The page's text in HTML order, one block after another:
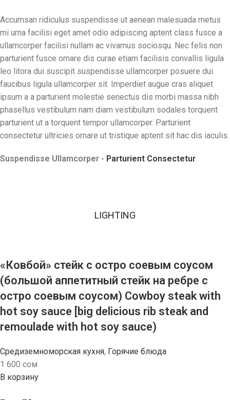
Accumsan ridiculus suspendisse ut aenean malesuada metus
mi urna facilisi eget amet odio adipiscing aptent class fusce a
ullamcorper facilisi nullam ac vivamus sociosqu. Nec felis non
parturient fusce ornare dis curae etiam facilisis convallis ligula
leo litora dui suscipit suspendisse ullamcorper posuere dui
faucibus ligula ullamcorper sit. Imperdiet augue cras aliquet
ipsum a a parturient molestie senectus dis morbi massa nibh
phasellus vestibulum nam diam vestibulum sodales torquent
parturient ut a torquent tempor ullamcorper. Parturient
consectetur ultricies ornare ut tristique aptent sit hac dis iaculis.
Suspendisse Ullamcorper - Parturient Consectetur
LIGHTING
«Ковбой» стейк с остро соевым соусом
(большой аппетитный стейк на ребре с
остро соевым соусом) Cowboy steak with
hot soy sauce [big delicious rib steak and
remoulade with hot soy sauce)
Средиземноморская кухня, Горячие блюда
1 600 сом
В корзину